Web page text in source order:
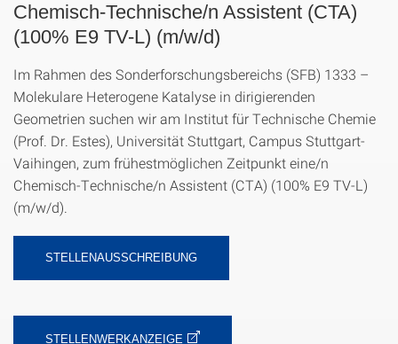
Chemisch-Technische/n Assistent (CTA)
(100% E9 TV-L) (m/w/d)
Im Rahmen des Sonderforschungsbereichs (SFB) 1333 –
Molekulare Heterogene Katalyse in dirigierenden
Geometrien suchen wir am Institut für Technische Chemie
(Prof. Dr. Estes), Universität Stuttgart, Campus Stuttgart-
Vaihingen, zum frühestmöglichen Zeitpunkt eine/n
Chemisch-Technische/n Assistent (CTA) (100% E9 TV-L)
(m/w/d).
STELLENAUSSCHREIBUNG
STELLENWERKANZEIGE